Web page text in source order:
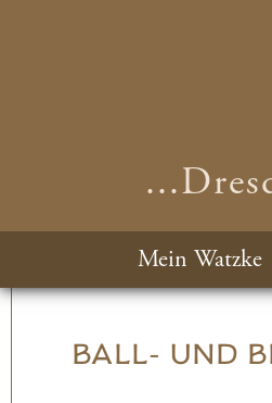
Mein Watzke
BALL- UND­